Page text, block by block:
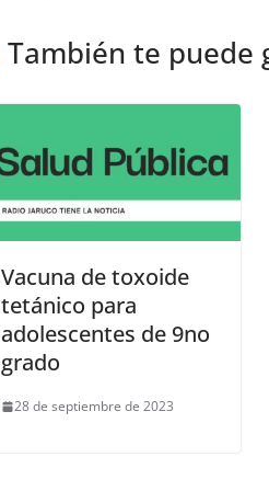
También te puede
Vacuna de toxoide
tetánico para
adolescentes de 9no
grado
28 de septiembre de 2023